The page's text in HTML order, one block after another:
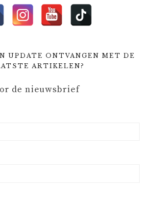
UPDATE ONTVANGEN MET DE
ARTIKELEN?
de nieuwsbrief